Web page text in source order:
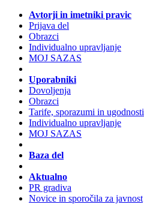
Avtorji in imetniki pravic
Prijava del
Obrazci
Individualno upravljanje
MOJ SAZAS
Uporabniki
Dovoljenja
Obrazci
Tarife, sporazumi in ugodnosti
Individualno upravljanje
MOJ SAZAS
Baza del
Aktualno
PR gradiva
Novice in sporočila za javnost